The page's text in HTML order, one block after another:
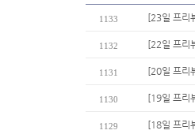
1133 [23일 프리
1132 [22일 프리
1131 [20일 프리
1130 [19일 프리
1129 [18일 프리